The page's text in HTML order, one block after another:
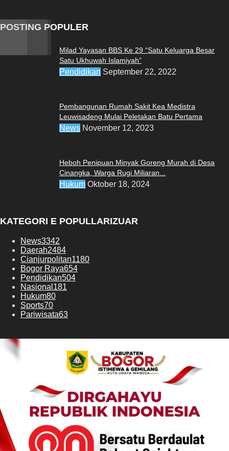
POSTING POPULER
Milad Yayasan BBS Ke 29 “Satu Keluarga Besar
Satu Ukhuwah Islamiyah”
Pendidikan September 22, 2022
Pembangunan Rumah Sakit Kea Medistra
Leuwisadeng Mulai Peletakan Batu Pertama
News November 12, 2023
Heboh Penipuan Minyak Goreng Murah di Desa
Cinangka, Warga Rugi Miliaran...
Hukum Oktober 18, 2024
KATEGORI E POPULLARIZUAR
News3342
Daerah2484
Cianjurpolitan1180
Bogor Raya654
Pendidikan504
Nasional 181
Hukum80
Sports70
Pariwisata63